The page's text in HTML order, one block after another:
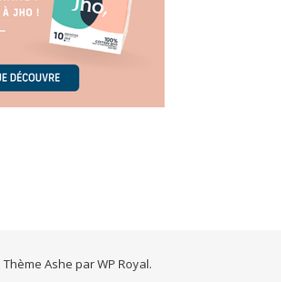
Thème Ashe parWP Royal.